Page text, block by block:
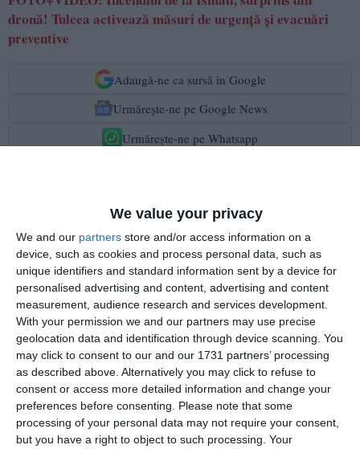
We value your privacy
We and our partners store and/or access information on a
device, such as cookies and process personal data, such as
unique identifiers and standard information sent by a device for
personalised advertising and content, advertising and content
measurement, audience research and services development.
With your permission we and our partners may use precise
geolocation data and identification through device scanning. You
may click to consent to our and our 1731 partners’ processing
as described above. Alternatively you may click to refuse to
consent or access more detailed information and change your
preferences before consenting.
Please note that some
processing of your personal data may not require your consent,
but you have a right to object to such processing. Your
dronă! Tulcea activează măsuri de urgență și evacuări
preventive
Adaugă-ne ca sursă în Google
Urmărește-ne pe Google News
Urmărește-ne pe Whatsapp
COMENTARII
Nume